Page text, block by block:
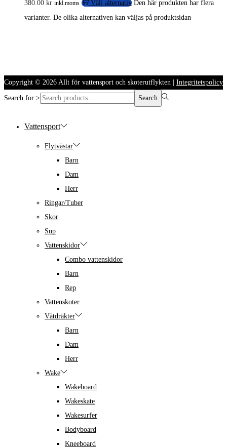
380.00 kr inkl.moms Välj alternativ Den här produkten har flera
varianter. De olika alternativen kan väljas på produktsidan
Copyright © 2026 Allt för vattensport och skoterutflykten | Integritetspolicy
Search for:> Search
Vattensport
Flytvästar
Barn
Dam
Herr
Ringar/Tuber
Skor
Sup
Vattenskidor
Combo vattenskidor
Barn
Rep
Vattenskoter
Våtdräkter
Barn
Dam
Herr
Wake
Wakeboard
Wakeskate
Wakesurfer
Bodyboard
Kneeboard